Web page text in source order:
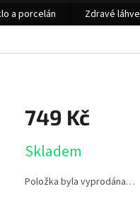
a porcelán Zdravé láhve
749 Kč
cena:
Skladem
Položka byla vyprodána…